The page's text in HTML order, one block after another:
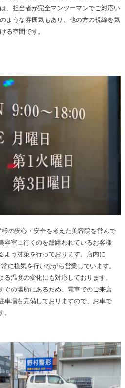
、担当者が完全マンツーマンでご対応い
ような雰囲気もあり、他の方の視線を気
る空間です。
の安心・安全を考えた美容院を営んで
容室に行くのを躊躇われているお客様
よう対策を行っております。店内に
に換気を行いながら営業しています。
温度の変化にも対応しております。
ぐの場所にあるため、電車でのご来店
車場も完備しておりますので、お車で